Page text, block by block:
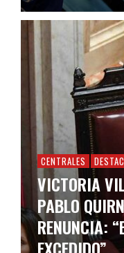
CENTRALES
VICTORIA
PABLO
RENUNCIA: